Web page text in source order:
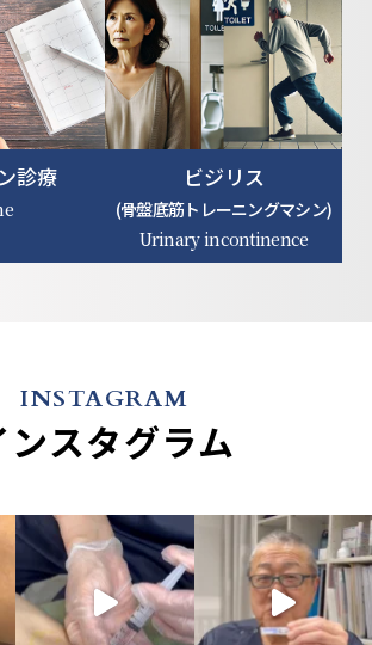
診療 ビジリス
(骨盤底筋トレーニングマシン)
Urinary incontinence
INSTAGRAM
ンスタグラム